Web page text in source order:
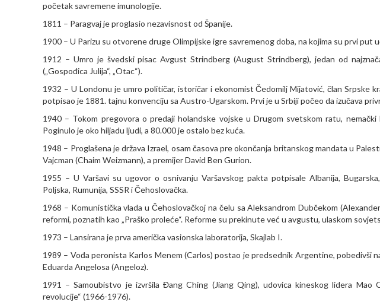
početak savremene imunologije.
1811 – Paragvaj je proglasio nezavisnost od Španije.
1900 – U Parizu su otvorene druge Olimpijske igre savremenog doba, na kojima su prvi put
1912 – Umro je švedski pisac Avgust Strindberg (August Strindberg), jedan od
(„Gospođica Julija“, „Otac“).
1932 – U Londonu je umro političar, istoričar i ekonomist Čedomilj Mijatović, član Srpske
potpisao je 1881. tajnu konvenciju sa Austro-Ugarskom. Prvi je u Srbiji počeo da izučava
1940 – Tokom pregovora o predaji holandske vojske u Drugom svetskom ratu,
Poginulo je oko hiljadu ljudi, a 80.000 je ostalo bez kuća.
1948 – Proglašena je država Izrael, osam časova pre okončanja britanskog mandata u
Vajcman (Chaim Weizmann), a premijer David Ben Gurion.
1955 – U Varšavi su ugovor o osnivanju Varšavskog pakta potpisale Albanija,
Poljska, Rumunija, SSSR i Čehoslovačka.
1968 – Komunistička vlada u Čehoslovačkoj na čelu sa Aleksandrom Dubčekom
reformi, poznatih kao „Praško proleće“. Reforme su prekinute već u avgustu, ulaskom
1973 – Lansirana je prva američka vasionska laboratorija, Skajlab I.
1989 – Vođa peronista Karlos Menem (Carlos) postao je predsednik Argentine, pobedivši
Eduarda Angelosa (Angeloz).
1991 – Samoubistvo je izvršila Đang Ching (Jiang Qing), udovica kineskog lidera Mao
revolucije“ (1966-1976).